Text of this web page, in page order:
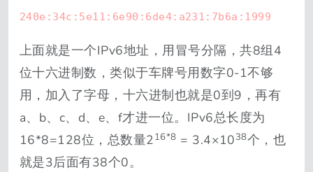
240e:34c:5e11:6e90:6de4:a231:7b6a:1999
上面就是一个IPv6地址，用冒号分隔，共8组4
位十六进制数，类似于车牌号用数字0-1不够
用，加入了字母，十六进制也就是0到9，再有
a、b、c、d、e、f才进一位。IPv6总长度为
16*8=128位，总数量216*8 = 3.4×1038个，也
就是3后面有38个0。